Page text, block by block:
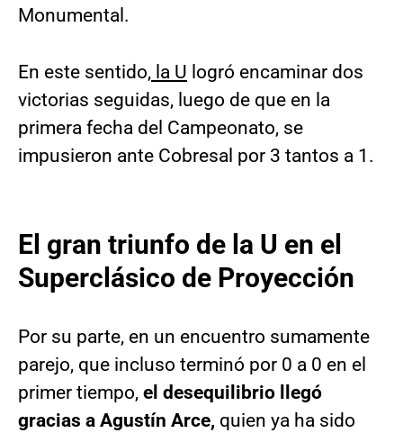
Monumental.
En este sentido, la U logró encaminar dos
victorias seguidas, luego de que en la
primera fecha del Campeonato, se
impusieron ante Cobresal por 3 tantos a 1.
El gran triunfo de la U en el
Superclásico de Proyección
Por su parte, en un encuentro sumamente
parejo, que incluso terminó por 0 a 0 en el
primer tiempo, el desequilibrio llegó
gracias a Agustín Arce, quien ya ha sido